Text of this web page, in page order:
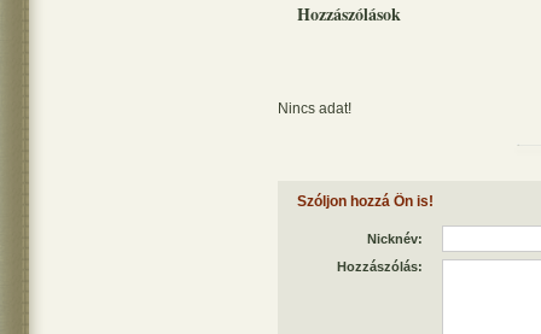
Hozzászólások
Nincs adat!
Szóljon hozzá Ön is!
Nicknév:
Hozzászólás: